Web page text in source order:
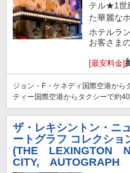
テル★1世
た華麗な
ホテルラ
お客さま
[最安料金]
ジョン・F・ケネディ国際空港か
ティー国際空港からタクシーで約
ザ・レキシントン・ニ
ートグラフ コレクショ
(THE LEXINGTON
CITY, AUTOGRAPH